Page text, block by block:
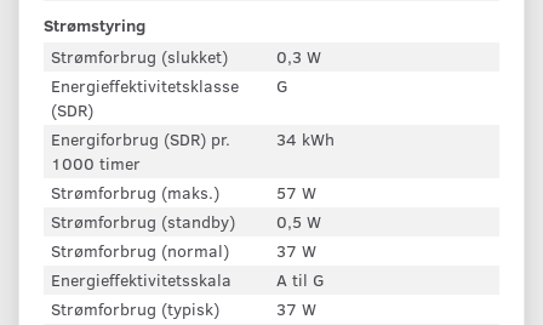
Strømstyring
Strømforbrug (slukket)
0,3 W
Energieffektivitetsklasse
(SDR)
G
Energiforbrug (SDR) pr.
1000 timer
34 kWh
Strømforbrug (maks.)
57 W
Strømforbrug (standby)
0,5 W
Strømforbrug (normal)
37 W
Energieffektivitetsskala
A til G
Strømforbrug (typisk)
37 W